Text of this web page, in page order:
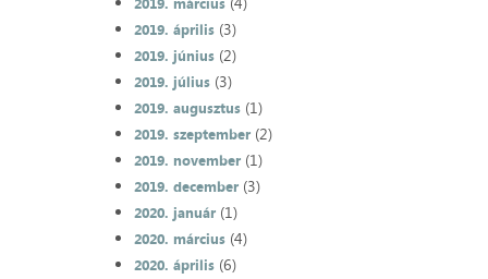
2019. április(3)
2019. június(2)
2019. július(3)
2019. augusztus(1)
2019. szeptember(2)
2019. november(1)
2019. december(3)
2020. január(1)
2020. március(4)
2020. április(6)